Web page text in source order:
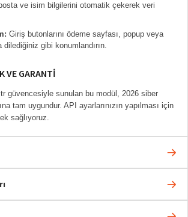
ve isim bilgilerini otomatik çekerek veri
Giriş butonlarını ödeme sayfası, popup veya
dilediğiniz gibi konumlandırın.
VE GARANTI
güvencesiyle sunulan bu modül, 2026 siber
tam uygundur. API ayarlarınızın yapılması için
sağlıyoruz.